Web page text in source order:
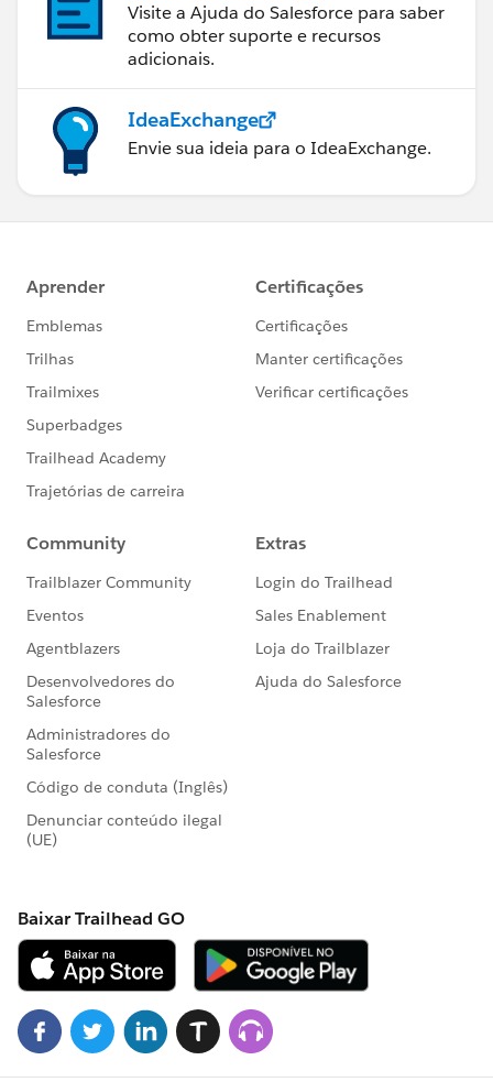
Visite a Ajuda do Salesforce para saber
como obter suporte e recursos
adicionais.
IdeaExchange
Envie sua ideia para o IdeaExchange.